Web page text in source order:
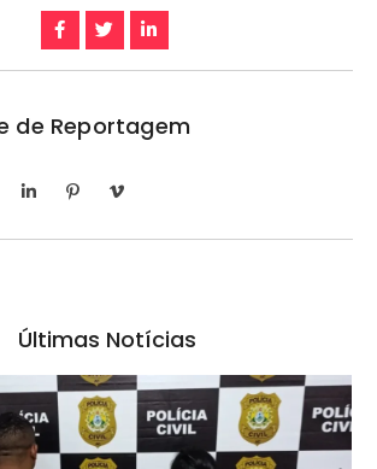
de Reportagem
Últimas Notícias